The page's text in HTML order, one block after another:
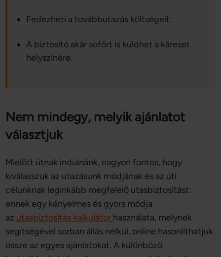
Fedezheti a továbbutazás költségeit.
A biztosító akár sofőrt is küldhet a káreset
helyszínére.
Nem mindegy, melyik ajánlatot
választjuk
Mielőtt útnak indulnánk, nagyon fontos, hogy
kiválasszuk az utazásunk módjának és az úti
célunknak leginkább megfelelő utasbiztosítást:
ennek egy kényelmes és gyors módja
az utasbiztosítás kalkulátor használata, melynek
segítségével sorban állás nélkül, online hasonlíthatjuk
össze az egyes ajánlatokat. A különböző